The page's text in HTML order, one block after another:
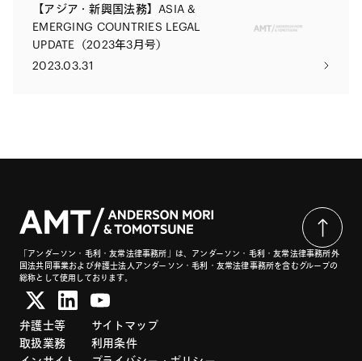
【アジア・新興国法務】ASIA &
EMERGING COUNTRIES LEGAL
UPDATE（2023年3月号）
2023.03.31
「アンダーソン・毛利・友常法律事務所」は、アンダーソン・毛利・友常法律事務所外
国法共同事業および弁護士法人アンダーソン・毛利・友常法律事務所を含むグループの
総称として使用しております。
弁護士等
取扱業務
サイトマップ
利用条件